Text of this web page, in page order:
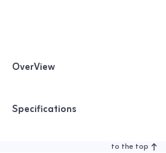
OverView
Specifications
to the top